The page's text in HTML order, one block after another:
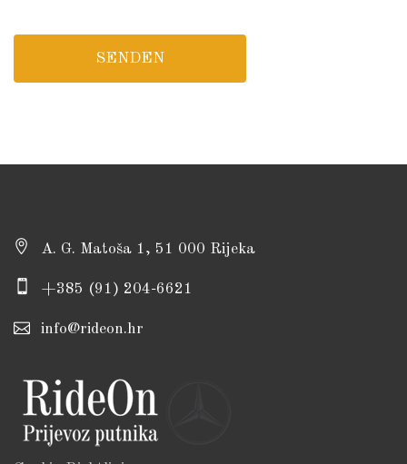
A. G. Matoša 1, 51 000 Rijeka
+385 (91) 204-6621
info@rideon.hr